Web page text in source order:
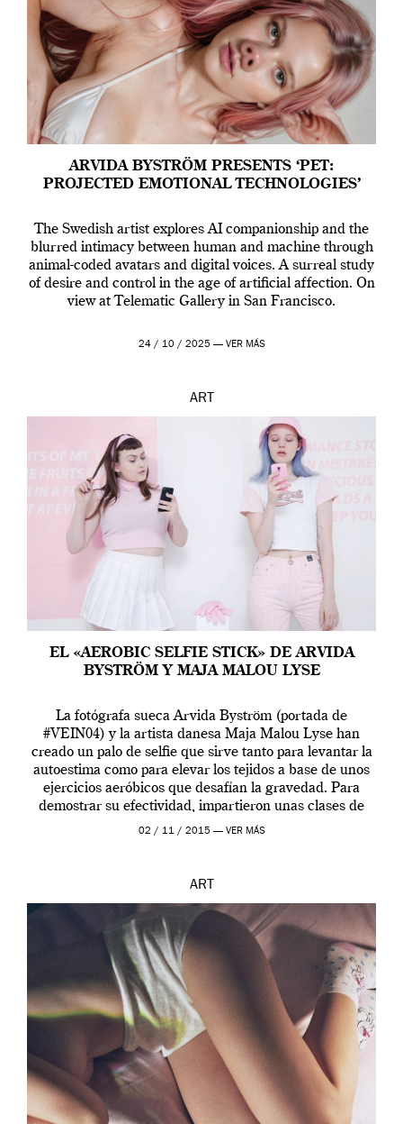
ARVIDA BYSTRÖM PRESENTS ‘PET:
PROJECTED EMOTIONAL TECHNOLOGIES’
The Swedish artist explores AI companionship and the
blurred intimacy between human and machine through
animal-coded avatars and digital voices. A surreal study
of desire and control in the age of artificial affection. On
view at Telematic Gallery in San Francisco.
24 / 10 / 2025 — VER MÁS
ART
EL «AEROBIC SELFIE STICK» DE ARVIDA
BYSTRÖM Y MAJA MALOU LYSE
La fotógrafa sueca Arvida Byström (portada de
#VEIN04) y la artista danesa Maja Malou Lyse han
creado un palo de selfie que sirve tanto para levantar la
autoestima como para elevar los tejidos a base de unos
ejercicios aeróbicos que desafían la gravedad. Para
demostrar su efectividad, impartieron unas clases de
prueba en el Tate […]
02 / 11 / 2015 — VER MÁS
ART